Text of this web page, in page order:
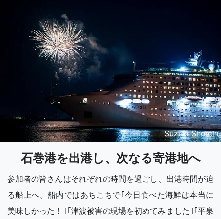
Suzuki Shoichi
石巻港を出港し、次なる寄港地へ
参加者の皆さんはそれぞれの時間を過ごし、出港時間が迫
る船上へ。船内ではあちこちで｢今日食べた海鮮は本当に
美味しかった！｣｢津波被害の現場を初めてみました｣｢平泉